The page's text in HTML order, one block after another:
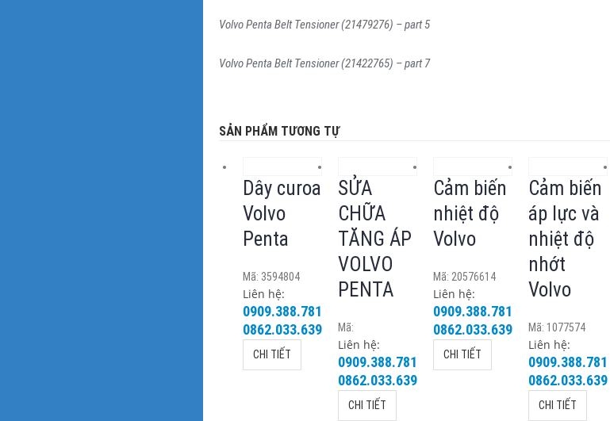
Volvo Penta Belt Tensioner (21479276) – part 5
Volvo Penta Belt Tensioner (21422765) – part 7
SẢN PHẨM TƯƠNG TỰ
Dây curoa
Volvo
Penta
Mã: 3594804
Liên hệ:
0909.388.781
0862.033.639
CHI TIẾT
SỬA
CHỮA
TĂNG ÁP
VOLVO
PENTA
Mã:
Liên hệ:
0909.388.781
0862.033.639
CHI TIẾT
Cảm biến
nhiệt độ
Volvo
Mã: 20576614
Liên hệ:
0909.388.781
0862.033.639
CHI TIẾT
Cảm biến
áp lực và
nhiệt độ
nhớt
Volvo
Mã: 1077574
Liên hệ:
0909.388.781
0862.033.639
CHI TIẾT